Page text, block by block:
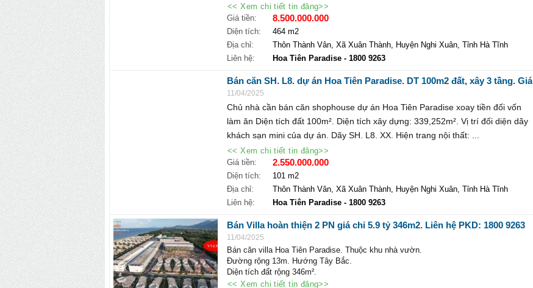
♦ Full nội thất giá chỉ 9.xx tỷ.
♦Mọi thông tin chi tiết liên hệ:
PHÒNG KINH DOANH DỰ ÁN
https://hoatienparadise.com.vn
☎ Hotline: 1800 9263 , Zalo: 0981.133.323
<< Xem chi tiết tin đăng>>
Giá tiền:
8.500.000.000
Diện tích:
464 m2
Địa chỉ:
Thôn Thành Vân, Xã Xuân Thành, Huyện Nghi Xuân, Tỉnh Hà Tĩnh
Liên hệ:
Hoa Tiên Paradise - 1800 9263
Bán căn SH. L8. dự án Hoa Tiên Paradise. DT 100m2 đất, xây 3 tầng. Giá
bán chỉ: 2.55 tỷ. Lh PKD: 1800 9263
11/04/2025
Chủ nhà cần bán căn shophouse dự án Hoa Tiên Paradise xoay tiền đối vốn
làm ăn Diện tích đất 100m². Diện tích xây dựng: 339,252m². Vị trí đối diện dãy
khách sạn mini của dự án. Dãy SH. L8. XX. Hiện trang nội thất: ...
<< Xem chi tiết tin đăng>>
Giá tiền:
2.550.000.000
Diện tích:
101 m2
Địa chỉ:
Thôn Thành Vân, Xã Xuân Thành, Huyện Nghi Xuân, Tỉnh Hà Tĩnh
Liên hệ:
Hoa Tiên Paradise - 1800 9263
Bán Villa hoàn thiện 2 PN giá chỉ 5.9 tỷ 346m2. Liên hệ PKD: 1800 9263
11/04/2025
Bán căn villa Hoa Tiên Paradise. Thuộc khu nhà vườn.
Đường rộng 13m. Hướng Tây Bắc.
Diện tích đất rộng 346m².
Diện tích xây dựng 287m².
<< Xem chi tiết tin đăng>>